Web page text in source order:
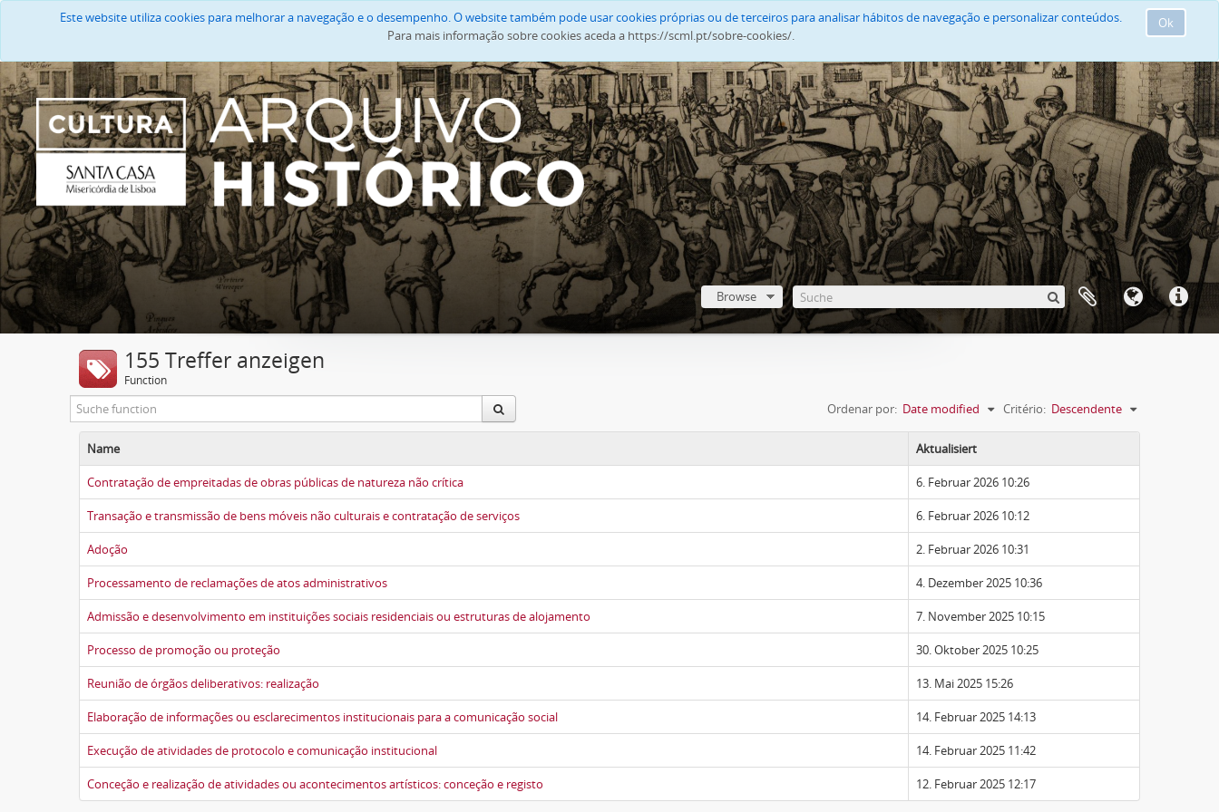
Ok
Este website utiliza cookies para melhorar a navegação e o desempenho. O website também pode usar cookies próprias ou de terceiros para analisar hábitos de navegação e personalizar conteúdos.
Para mais informação sobre cookies aceda a https://scml.pt/sobre-cookies/.
Browse
155 Treffer anzeigen
Function
Ordenar por: Date modified Critério: Descendente
Name Aktualisiert
Contratação de empreitadas de obras públicas de natureza não crítica 6. Februar 2026 10:26
Transação e transmissão de bens móveis não culturais e contratação de serviços 6. Februar 2026 10:12
Adoção 2. Februar 2026 10:31
Processamento de reclamações de atos administrativos 4. Dezember 2025 10:36
Admissão e desenvolvimento em instituições sociais residenciais ou estruturas de alojamento 7. November 2025 10:15
Processo de promoção ou proteção 30. Oktober 2025 10:25
Reunião de órgãos deliberativos: realização 13. Mai 2025 15:26
Elaboração de informações ou esclarecimentos institucionais para a comunicação social 14. Februar 2025 14:13
Execução de atividades de protocolo e comunicação institucional 14. Februar 2025 11:42
Conceção e realização de atividades ou acontecimentos artísticos: conceção e registo 12. Februar 2025 12:17